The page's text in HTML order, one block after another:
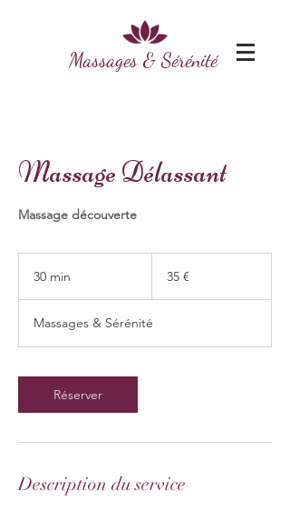
Massages & Sérénité
Massage Délassant
Massage découverte
30 min
i
n
35 €
Massages & Sérénité
Réserver
Description du service